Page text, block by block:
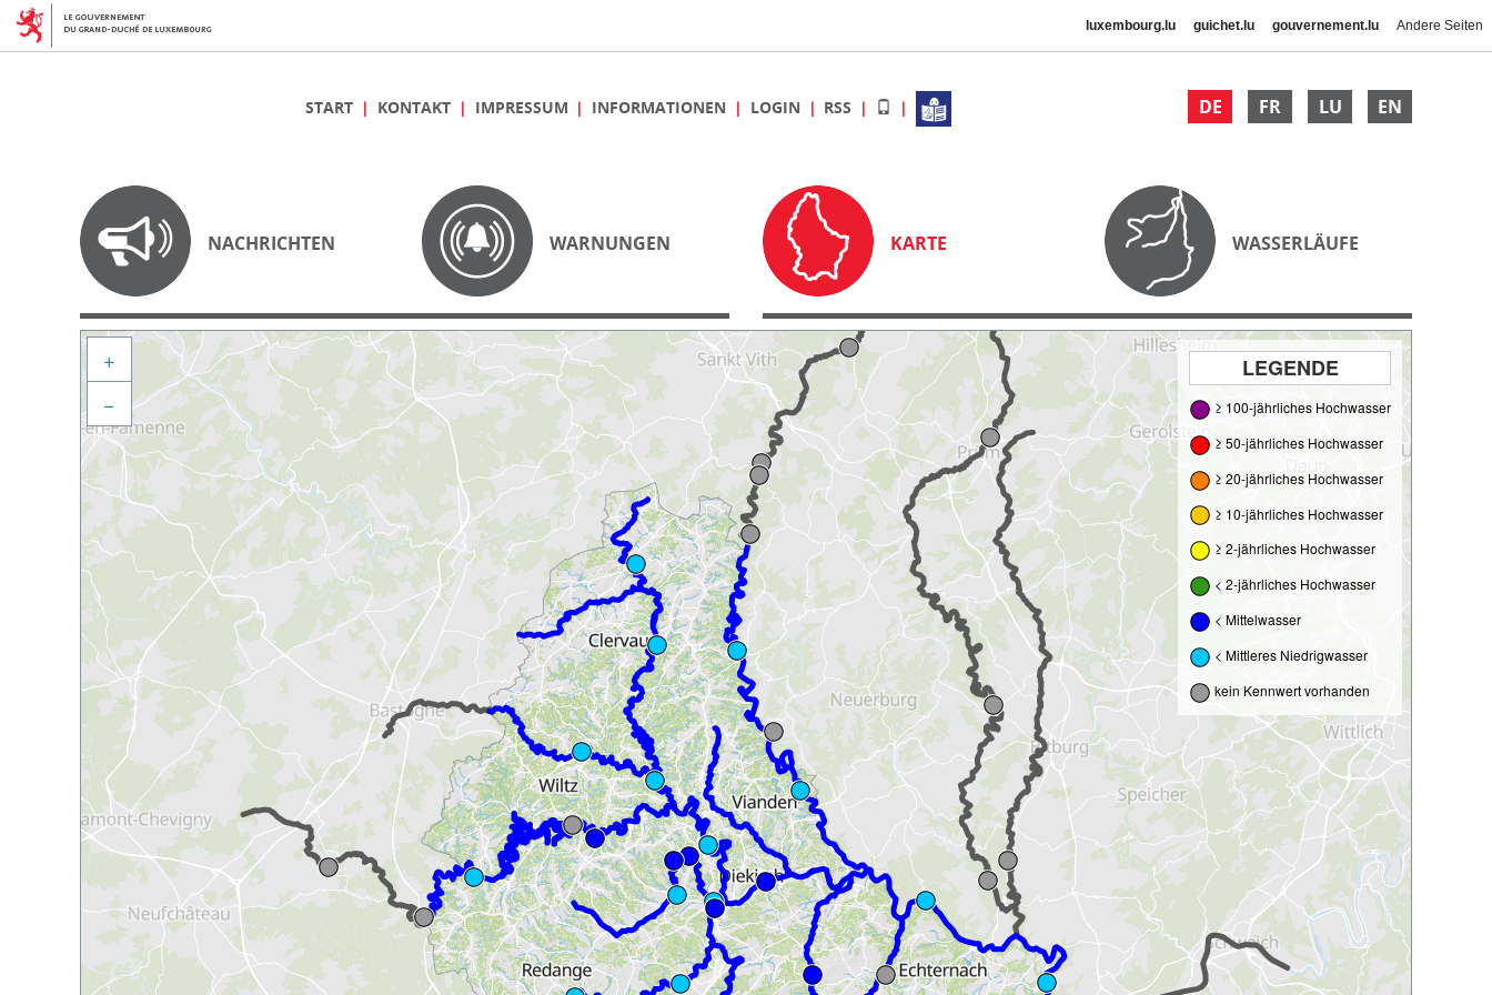
luxembourg.lu guichet.lu gouvernement.lu Andere Seiten
DE FR LU EN
START KONTAKT IMPRESSUM INFORMATIONEN LOGIN RSS
NACHRICHTEN WARNUNGEN KARTE WASSERLÄUFE
LEGENDE
≥ 100-jährliches Hochwasser
≥ 50-jährliches Hochwasser
≥ 20-jährliches Hochwasser
≥ 10-jährliches Hochwasser
≥ 2-jährliches Hochwasser
< 2-jährliches Hochwasser
< Mittelwasser
< Mittleres Niedrigwasser
kein Kennwert vorhanden
+
−